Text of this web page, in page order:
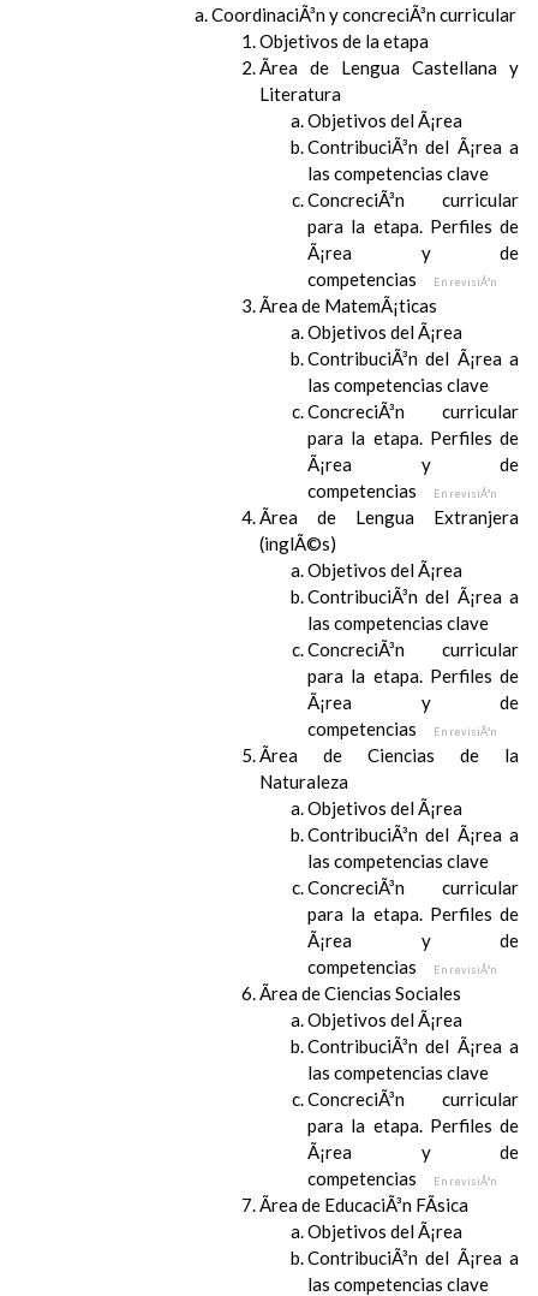
CoordinaciÃ³n y concreciÃ³n curricular
Objetivos de la etapa
Ãrea de Lengua Castellana y
Literatura
Objetivos del Ã¡rea
ContribuciÃ³n del Ã¡rea a
las competencias clave
ConcreciÃ³n curricular
para la etapa. Perfiles de
Ã¡rea y de
competencias
En revisiÃ³n
Ãrea de MatemÃ¡ticas
Objetivos del Ã¡rea
ContribuciÃ³n del Ã¡rea a
las competencias clave
ConcreciÃ³n curricular
para la etapa. Perfiles de
Ã¡rea y de
competencias
En revisiÃ³n
Ãrea de Lengua Extranjera
(inglÃ©s)
Objetivos del Ã¡rea
ContribuciÃ³n del Ã¡rea a
las competencias clave
ConcreciÃ³n curricular
para la etapa. Perfiles de
Ã¡rea y de
competencias
En revisiÃ³n
Ãrea de Ciencias de la
Naturaleza
Objetivos del Ã¡rea
ContribuciÃ³n del Ã¡rea a
las competencias clave
ConcreciÃ³n curricular
para la etapa. Perfiles de
Ã¡rea y de
competencias
En revisiÃ³n
Ãrea de Ciencias Sociales
Objetivos del Ã¡rea
ContribuciÃ³n del Ã¡rea a
las competencias clave
ConcreciÃ³n curricular
para la etapa. Perfiles de
Ã¡rea y de
competencias
En revisiÃ³n
Ãrea de EducaciÃ³n FÃ­sica
Objetivos del Ã¡rea
ContribuciÃ³n del Ã¡rea a
las competencias clave